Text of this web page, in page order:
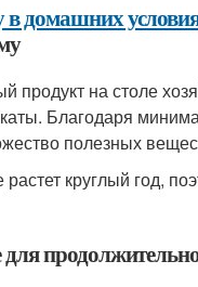
домашних
продукт на столе
Благодаря
полезных
круглый год,